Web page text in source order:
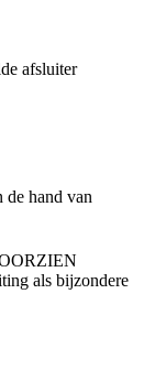
afsluiter
de hand van
als bijzondere